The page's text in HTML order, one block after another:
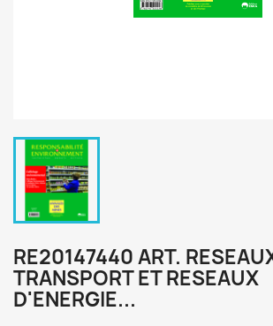
RE20147440 ART.
TRANSPORT ET RESEAUX
D'ENERGIE...